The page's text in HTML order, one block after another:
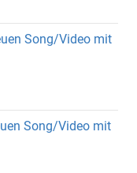
Song/Video mit
Song/Video mit